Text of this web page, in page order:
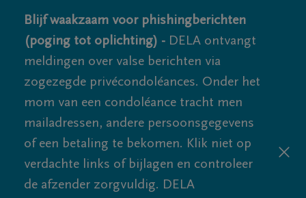
Blijf waakzaam voor phishingberichten
(poging tot oplichting) - DELA ontvangt
meldingen over valse berichten via
zogezegde privécondoléances. Onder het
mom van een condoléance tracht men
mailadressen, andere persoonsgegevens
of een betaling te bekomen. Klik niet op
verdachte links of bijlagen en controleer
de afzender zorgvuldig. DELA